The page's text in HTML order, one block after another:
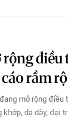
rầm
mở rộng
dạ dày, đại